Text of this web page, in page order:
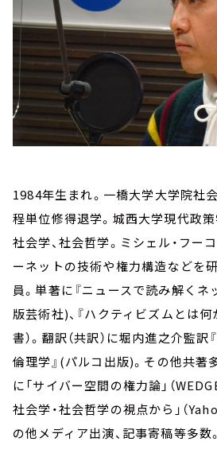
1984年生まれ。一橋大学大学院社
程単位修得退学。城西大学現代政
社会学、社会哲学。ミシェル・フー
ーネットの技術や権力構造などを
員。単著に『ニュースで読み解くネ
版芸術社)、『ハクティビズムとは何
書）。翻訳（共訳）に堀内進之介監
倫理学』(パルコ出版)。その他共著
に「サイバー空間の権力論」（
社会学・社会哲学の視点から」（
の他メディア出演、記事寄稿等多数。